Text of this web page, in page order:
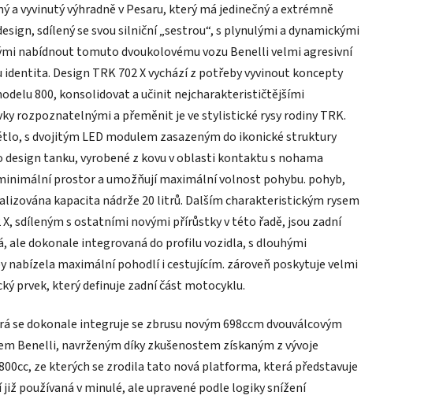
a vyvinutý výhradně v Pesaru, který má jedinečný a extrémně
sdílený se svou silniční „sestrou“, s plynulými a dynamickými
nabídnout tomuto dvoukolovému vozu Benelli velmi agresivní
identita. Design TRK 702 X vychází z potřeby vyvinout koncepty
800, konsolidovat a učinit nejcharakterističtějšími
rozpoznatelnými a přeměnit je ve stylistické rysy rodiny TRK.
s dvojitým LED modulem zasazeným do ikonické struktury
design tanku, vyrobené z kovu v oblasti kontaktu s nohama
prostor a umožňují maximální volnost pohybu. pohyb,
kapacita nádrže 20 litrů. Dalším charakteristickým rysem
X, sdíleným s ostatními novými přírůstky v této řadě, jsou zadní
ale dokonale integrovaná do profilu vozidla, s dlouhými
nabízela maximální pohodlí i cestujícím. zároveň poskytuje velmi
prvek, který definuje zadní část motocyklu.
se dokonale integruje se zbrusu novým 698ccm dvouválcovým
Benelli, navrženým díky zkušenostem získaným z vývoje
ze kterých se zrodila tato nová platforma, která představuje
používaná v minulé, ale upravené podle logiky snížení